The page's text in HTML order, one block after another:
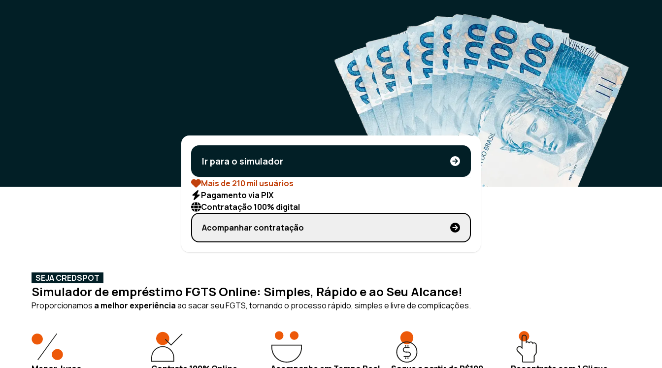
Ir para o simulador
Mais de 210 mil usuários
Pagamento via PIX
Contratação 100% digital
Acompanhar contratação
SEJA CREDSPOT
Simulador de empréstimo FGTS Online: Simples, Rápido e ao Seu Alcance!
Proporcionamos a melhor experiênciaao sacar seu FGTS, tornando o processo rápido, simples e livre de complicações.